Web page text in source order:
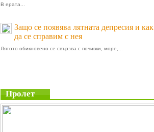
В ерата...
Защо се появява лятната депресия и как
да се справим с нея
Лятото обикновено се свързва с почивки, море,...
Пролет